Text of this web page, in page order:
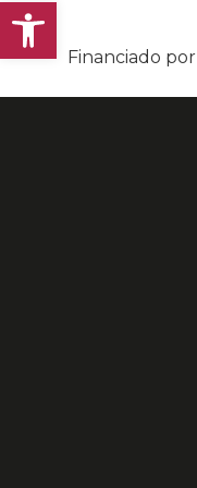
Financiado
Abrir barra de